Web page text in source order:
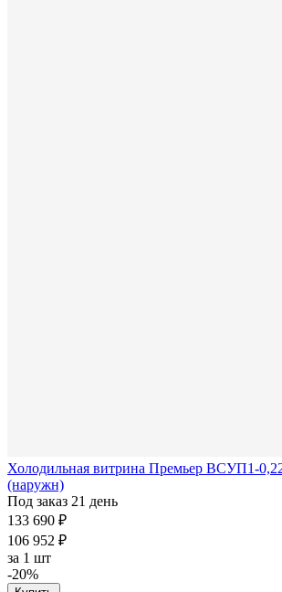
Холодильная витрина Премьер ВСУП1-
(наружн)
Под заказ 21 день
133 690 ₽
106 952 ₽
за 1 шт
-20%